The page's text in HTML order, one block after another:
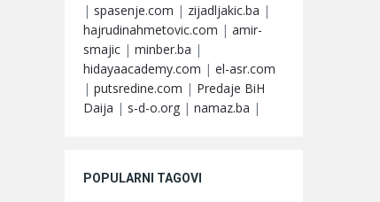
| spasenje.com | zijadljakic.ba |
hajrudinahmetovic.com | amir-
smajic | minber.ba |
hidayaacademy.com | el-asr.com
| putsredine.com | Predaje BiH
Daija | s-d-o.org | namaz.ba |
POPULARNI TAGOVI